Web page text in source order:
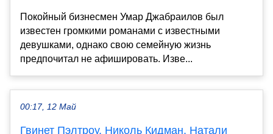
Покойный бизнесмен Умар Джабраилов был
известен громкими романами с известными
девушками, однако свою семейную жизнь
предпочитал не афишировать. Изве...
00:17, 12 Май
Гвинет Пэлтроу, Николь Кидман, Натали